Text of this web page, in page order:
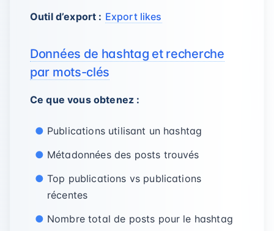
Outil d’export : Export likes
Données de hashtag et recherche
par mots-clés
Ce que vous obtenez :
Publications utilisant un hashtag
Métadonnées des posts trouvés
Top publications vs publications
récentes
Nombre total de posts pour le hashtag